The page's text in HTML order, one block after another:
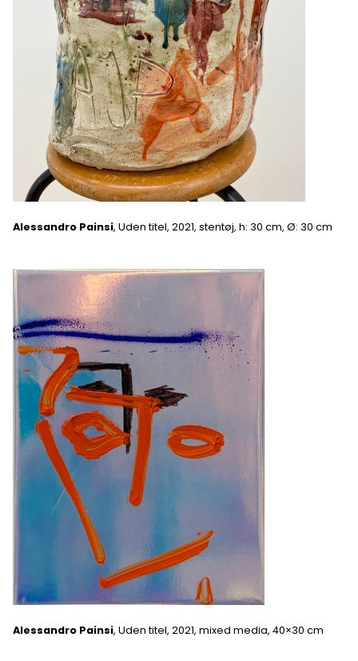
Alessandro Painsi, Uden titel, 2021, stentøj, h: 30 cm, Ø: 30 cm
Alessandro Painsi, Uden titel, 2021, mixed media, 40×30 cm